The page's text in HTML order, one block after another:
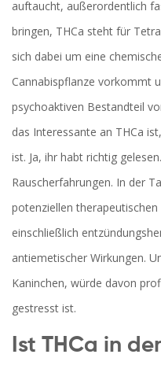
auftaucht, außerordentlich
bringen, THCa steht für
sich dabei um eine
Cannabispflanze vorkommt
psychoaktiven Bestandteil
das Interessante an THCa
ist. Ja, ihr habt richtig
Rauscherfahrungen. In der
potenziellen
einschließlich
antiemetischer Wirkungen.
Kaninchen, würde davon
gestresst ist.
Ist THCa in